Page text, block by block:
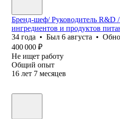
Бренд-шеф/ Руководитель
ингредиентов и продуктов
34 года • Был 6 августа •
400 000 ₽
Не ищет работу
Общий опыт
16 лет 7 месяцев